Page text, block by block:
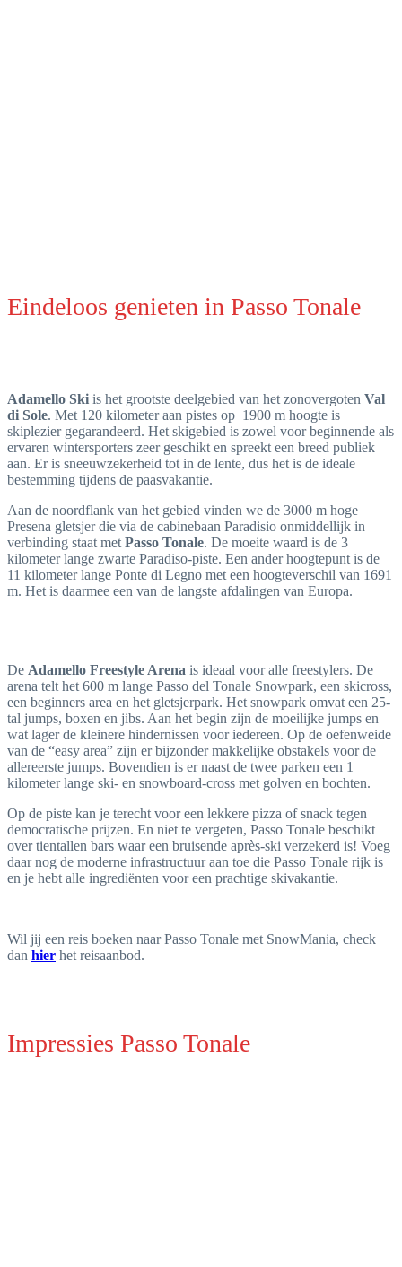
Eindeloos genieten in Passo Tonale
Adamello Ski is het grootste deelgebied van het zonovergoten Val
di Sole. Met 120 kilometer aan pistes op 1900 m hoogte is
skiplezier gegarandeerd. Het skigebied is zowel voor beginnende als
ervaren wintersporters zeer geschikt en spreekt een breed publiek
aan. Er is sneeuwzekerheid tot in de lente, dus het is de ideale
bestemming tijdens de paasvakantie.
Aan de noordflank van het gebied vinden we de 3000 m hoge
Presena gletsjer die via de cabinebaan Paradisio onmiddellijk in
verbinding staat met Passo Tonale. De moeite waard is de 3
kilometer lange zwarte Paradiso-piste. Een ander hoogtepunt is de
11 kilometer lange Ponte di Legno met een hoogteverschil van 1691
m. Het is daarmee een van de langste afdalingen van Europa.
De Adamello Freestyle Arena is ideaal voor alle freestylers. De
arena telt het 600 m lange Passo del Tonale Snowpark, een skicross,
een beginners area en het gletsjerpark. Het snowpark omvat een 25-
tal jumps, boxen en jibs. Aan het begin zijn de moeilijke jumps en
wat lager de kleinere hindernissen voor iedereen. Op de oefenweide
van de “easy area” zijn er bijzonder makkelijke obstakels voor de
allereerste jumps. Bovendien is er naast de twee parken een 1
kilometer lange ski- en snowboard-cross met golven en bochten.
Op de piste kan je terecht voor een lekkere pizza of snack tegen
democratische prijzen. En niet te vergeten, Passo Tonale beschikt
over tientallen bars waar een bruisende après-ski verzekerd is! Voeg
daar nog de moderne infrastructuur aan toe die Passo Tonale rijk is
en je hebt alle ingrediënten voor een prachtige skivakantie.
Wil jij een reis boeken naar Passo Tonale met SnowMania, check
dan hier het reisaanbod.
Impressies Passo Tonale